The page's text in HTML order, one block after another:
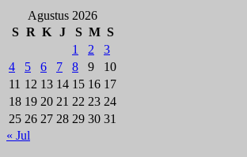
Agustus 2026
S R K J S M S
1
2
3
4
5 6 7 8 9
10
11 12 13 14 15 16 17
18 19 20 21 22 23 24
25 26 27 28 29 30 31
« Jul